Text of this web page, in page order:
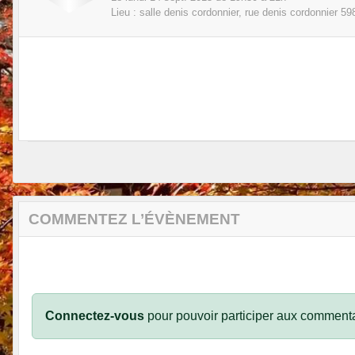
Lieu : salle denis cordonnier, rue denis cordonnier
COMMENTEZ L’ÉVÈNEMENT
Connectez-vous pour pouvoir participer aux